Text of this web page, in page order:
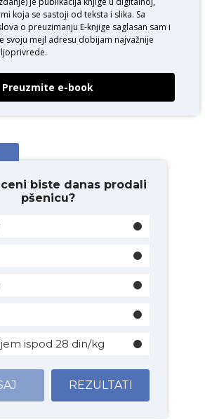
koja se sastoji od teksta i slika. Sa
o preuzimanju E-knjige saglasan sam i
svoju mejl adresu dobijam najvažnije
Preuzmite e-book
biste danas prodali
pšenicu?
ispod 28 din/kg
REZULTATI